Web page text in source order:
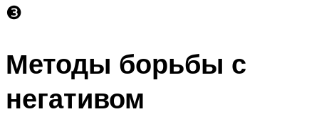
❸
Методы борьбы с
негативом